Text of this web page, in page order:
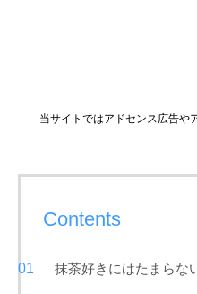
当サイトではアドセンス広告や
Contents
抹茶好きにはたまらな